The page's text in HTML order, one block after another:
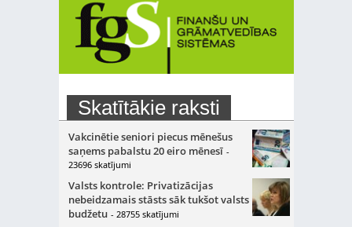
Skatītākie raksti
Vakcinētie seniori piecus mēnešus
saņems pabalstu 20 eiro mēnesī -
23696 skatījumi
Valsts kontrole: Privatizācijas
nebeidzamais stāsts sāk tukšot valsts
budžetu - 28755 skatījumi